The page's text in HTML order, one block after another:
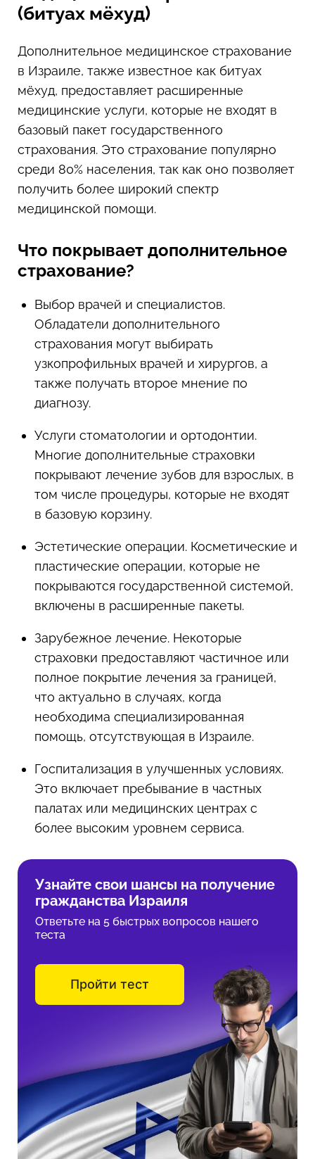
(битуах мёхуд)
Дополнительное медицинское страхование
в Израиле, также известное как битуах
мёхуд, предоставляет расширенные
медицинские услуги, которые не входят в
базовый пакет государственного
страхования. Это страхование популярно
среди 80% населения, так как оно позволяет
получить более широкий спектр
медицинской помощи.
Что покрывает дополнительное
страхование?
Выбор врачей и специалистов.
Обладатели дополнительного
страхования могут выбирать
узкопрофильных врачей и хирургов, а
также получать второе мнение по
диагнозу.
Услуги стоматологии и ортодонтии.
Многие дополнительные страховки
покрывают лечение зубов для взрослых, в
том числе процедуры, которые не входят
в базовую корзину.
Эстетические операции. Косметические и
пластические операции, которые не
покрываются государственной системой,
включены в расширенные пакеты.
Зарубежное лечение. Некоторые
страховки предоставляют частичное или
полное покрытие лечения за границей,
что актуально в случаях, когда
необходима специализированная
помощь, отсутствующая в Израиле.
Госпитализация в улучшенных условиях.
Это включает пребывание в частных
палатах или медицинских центрах с
более высоким уровнем сервиса.
Узнайте свои шансы на получение
гражданства Израиля
Ответьте на 5 быстрых вопросов нашего
теста
Пройти тест